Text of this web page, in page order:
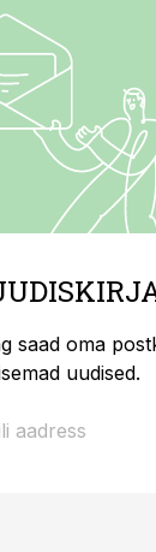
saad oma
uudised.